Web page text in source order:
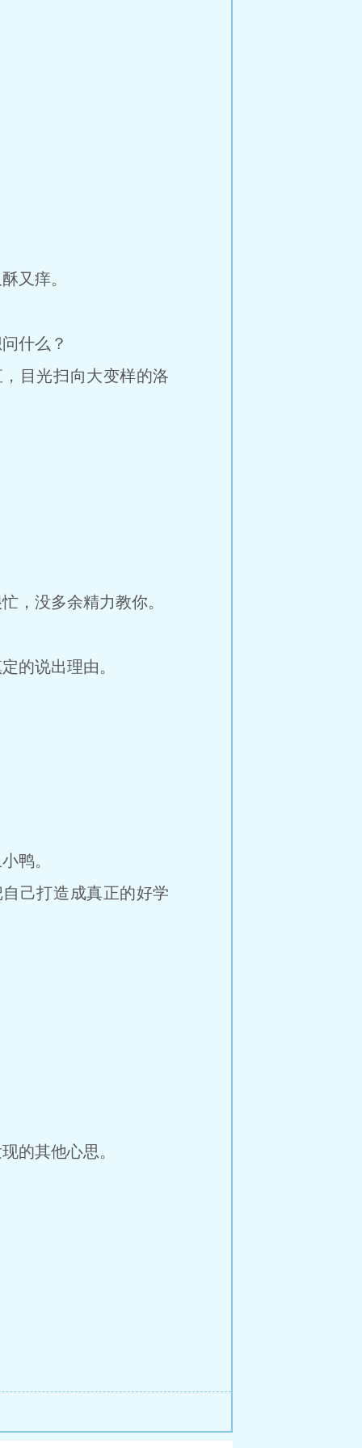
又痒。
什么？
目光扫向大变样的洛
没多余精力教你。
的说出理由。
鸭。
己打造成真正的好学
的其他心思。